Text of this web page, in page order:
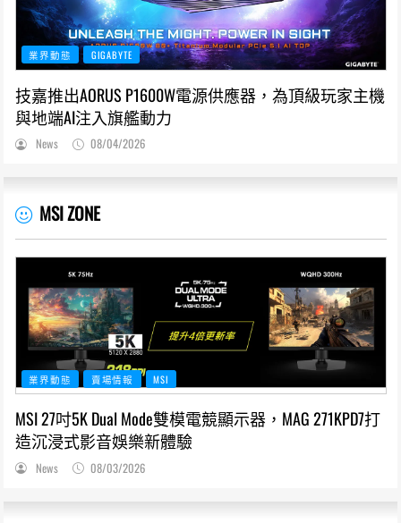
業界動態 GIGABYTE
技嘉推出AORUS P1600W電源供應器，為頂級玩家主機
與地端AI注入旗艦動力
News 08/04/2026
MSI ZONE
業界動態 賣場情報 MSI
MSI 27吋5K Dual Mode雙模電競顯示器，MAG 271KPD7打
造沉浸式影音娛樂新體驗
News 08/03/2026